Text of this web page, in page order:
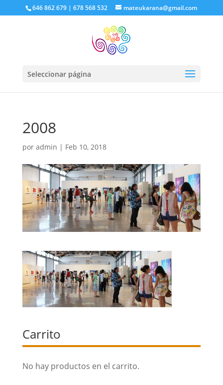
646 862 679 | 678 568 532 mateukarana@gmail.com
Seleccionar página
2008
por admin | Feb 10, 2018
Carrito
No hay productos en el carrito.